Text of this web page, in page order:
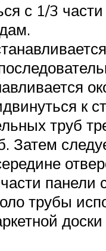
с 1/3
к
труб
Затем
трубы